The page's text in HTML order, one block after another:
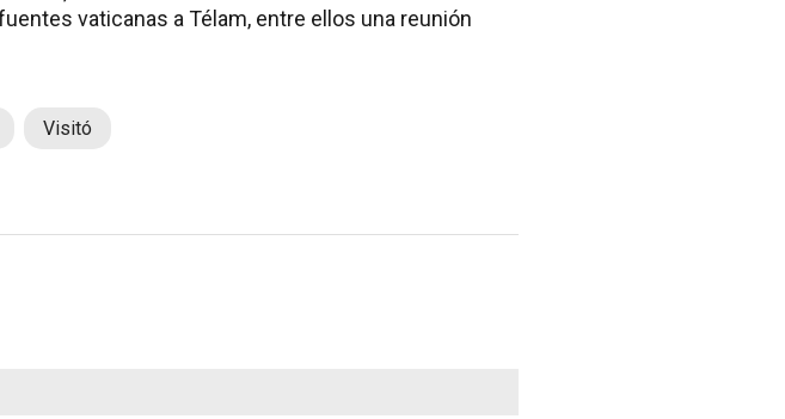
vaticanas a Télam, entre ellos una reunión
Visitó